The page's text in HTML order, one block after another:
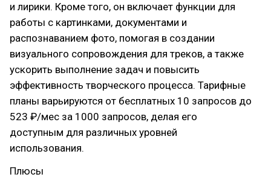
и лирики. Кроме того, он включает функции для
работы с картинками, документами и
распознаванием фото, помогая в создании
визуального сопровождения для треков, а также
ускорить выполнение задач и повысить
эффективность творческого процесса. Тарифные
планы варьируются от бесплатных 10 запросов до
523 ₽/мес за 1000 запросов, делая его
доступным для различных уровней
использования.
Плюсы